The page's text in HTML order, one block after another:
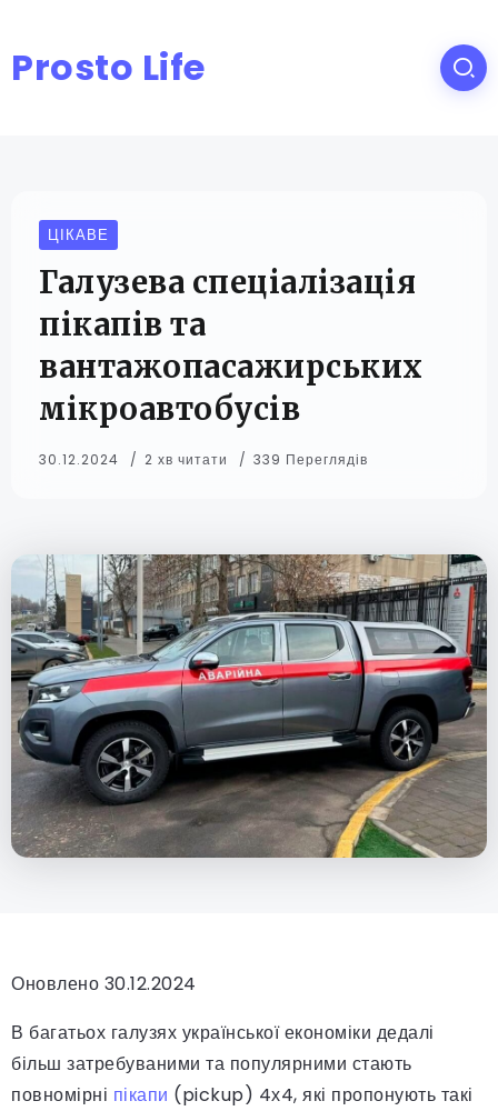
Prosto Life
ЦІКАВЕ
Галузева спеціалізація
пікапів та
вантажопасажирських
мікроавтобусів
30.12.2024 2 хв читати 339 Переглядів
Оновлено 30.12.2024
В багатьох галузях української економіки дедалі
більш затребуваними та популярними стають
повномірні пікапи (pickup) 4х4, які пропонують такі